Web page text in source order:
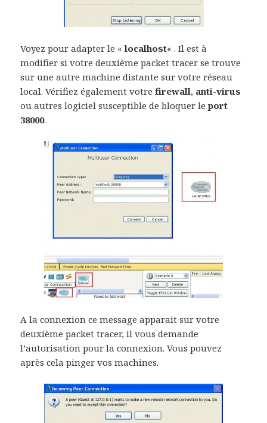
Voyez pour adapter le «localhost« . Il est à
modifier si votre deuxième packet tracer se trouve
sur une autre machine distante sur votre réseau
local. Vérifiez également votrefirewall, anti-virus
ou autres logiciel susceptible de bloquer leport
38000.
A la connexion ce message apparait sur votre
deuxième packet tracer, il vous demande
l’autorisation pour la connexion. Vous pouvez
après cela pinger vos machines.